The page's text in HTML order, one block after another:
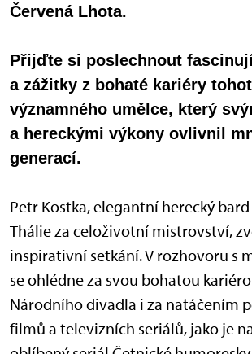
Červená Lhota.
Přijďte si poslechnout
a zážitky z bohaté kariéry
významného umělce, který
a hereckými výkony ovlivnil
generací.
Petr Kostka, elegantní herecký
Thálie za celoživotní mistrovství,
inspirativní setkání. V rozhovoru s
se ohlédne za svou bohatou
Národního divadla i za natáčením
filmů a televizních seriálů, jako je